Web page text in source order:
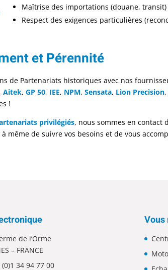
Maîtrise des importations (douane, transit) ​
Respect des exigences particulières
et Pérennité
de Partenariats historiques avec nos
,Aitek,GP 50, IEE, NPM,Sensata, Lion Precision
!
privilégiés, nous sommes en contact
même de suivre vos besoins et de vous
de l’Orme
– FRANCE
(0)1 34 94 77 00
Vous